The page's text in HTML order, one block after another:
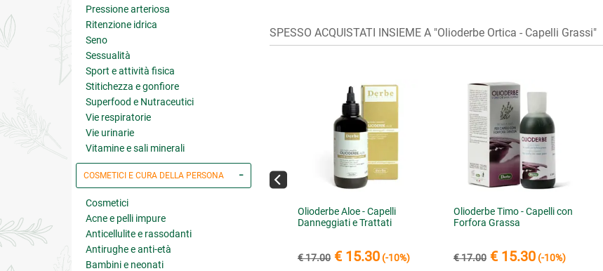
Pressione arteriosa
Ritenzione idrica
Seno
Sessualità
Sport e attività fisica
Stitichezza e gonfiore
Superfood e Nutraceutici
Vie respiratorie
Vie urinarie
Vitamine e sali minerali
COSMETICI E CURA DELLA PERSONA
Cosmetici
Acne e pelli impure
Anticellulite e rassodanti
Antirughe e anti-età
Bambini e neonati
SPESSO ACQUISTATI INSIEME A "Olioderbe Ortica - Capelli Grassi"
Olioderbe Aloe - Capelli
Danneggiati e Trattati
€ 17.00 € 15.30(-10%)
Olioderbe Timo - Capelli con
Forfora Grassa
€ 17.00 € 15.30(-10%)
Piperita
€ 5.50